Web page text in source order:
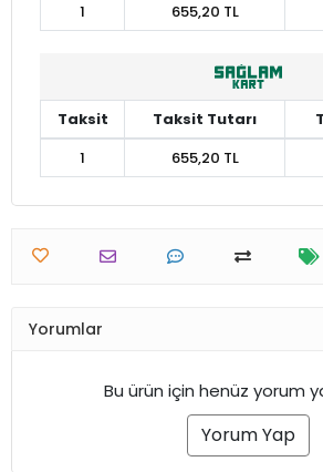
1
655,20 TL
Taksit Taksit Tutarı
1
655,20 TL
Yorumlar
Bu ürün için henüz yorum
Yorum Yap